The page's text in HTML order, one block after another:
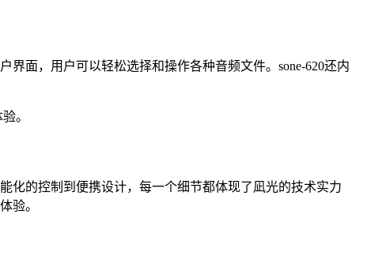
面，用户可以轻松选择和操作各种音频文件。sone-620还内
。
化的控制到便携设计，每一个细节都体现了凪光的技术实力
验。